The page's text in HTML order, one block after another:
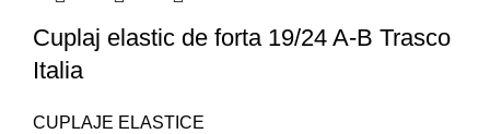
Cuplaj elastic de forta 19/24 A-B Trasco
Italia
CUPLAJE ELASTICE